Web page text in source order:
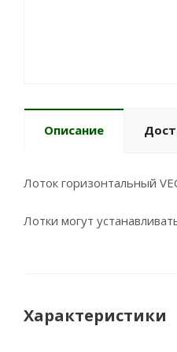
Описание
Лоток горизонтальный
Лотки могут
Характеристики